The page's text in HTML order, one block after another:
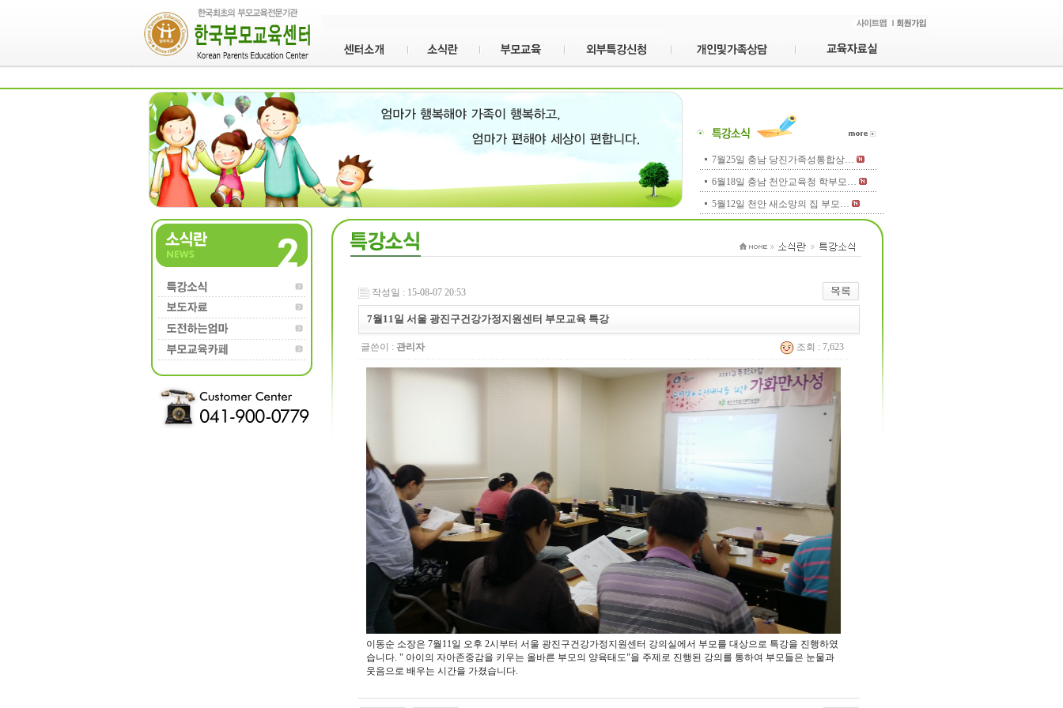
7월25일 충남 당진가족성통합상…
6월18일 충남 천안교육청 학부모…
5월12일 천안 새소망의 집 부모…
작성일 : 15-08-07 20:53
7월11일 서울 광진구건강가정지원센터 부모교육 특강
글쓴이 : 관리자 조회 : 7,623
이동순 소장은 7월11일 오후 2시부터 서울 광진구건강가정지원센터 강의실에서 부모를 대상으로 특강을 진행하였
습니다. " 아이의 자아존중감을 키우는 올바른 부모의 양육태도"을 주제로 진행된 강의를 통하여 부모들은 눈물과
웃음으로 배우는 시간을 가졌습니다.